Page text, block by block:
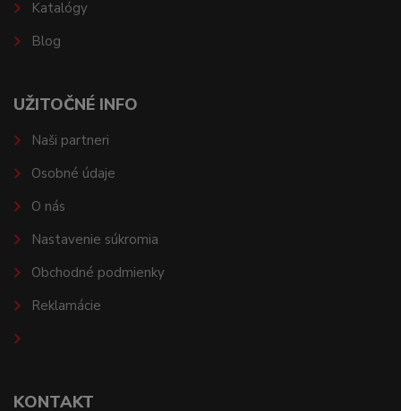
KONTAKT
Katalógy
Blog
UŽITOČNÉ INFO
Naši partneri
Osobné údaje
O nás
Nastavenie súkromia
Obchodné podmienky
Reklamácie